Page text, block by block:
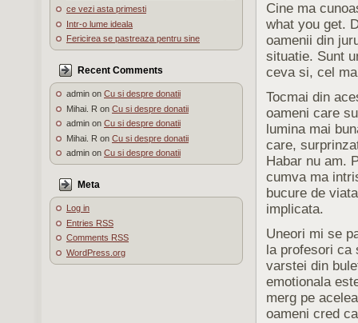
ce vezi asta primesti
Intr-o lume ideala
Fericirea se pastreaza pentru sine
Recent Comments
admin on Cu si despre donatii
Mihai. R on Cu si despre donatii
admin on Cu si despre donatii
Mihai. R on Cu si despre donatii
admin on Cu si despre donatii
Meta
Log in
Entries RSS
Comments RSS
WordPress.org
Cine ma
what you get.
oamenii din
situatie. Sunt
ceva si, cel
Tocmai din
oameni care
lumina mai
care,
Habar nu am.
cumva ma
bucure de
implicata.
Uneori mi se
la profesori ca
varstei din
emotionala
merg pe
oameni cred